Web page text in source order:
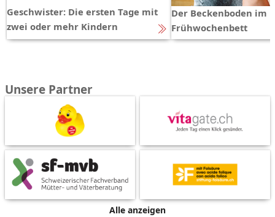
Geschwister: Die ersten Tage mit
zwei oder mehr Kindern
Der Beckenboden im
Frühwochenbett
Unsere Partner
Alle anzeigen